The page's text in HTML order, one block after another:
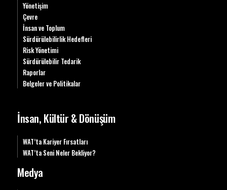
Yönetişim
Çevre
İnsan ve Toplum
Sürdürülebilirlik Hedefleri
Risk Yönetimi
Sürdürülebilir Tedarik
Raporlar
Belgeler ve Politikalar
İnsan, Kültür & Dönüşüm
WAT’ta Kariyer Fırsatları
WAT’ta Seni Neler Bekliyor?
Medya